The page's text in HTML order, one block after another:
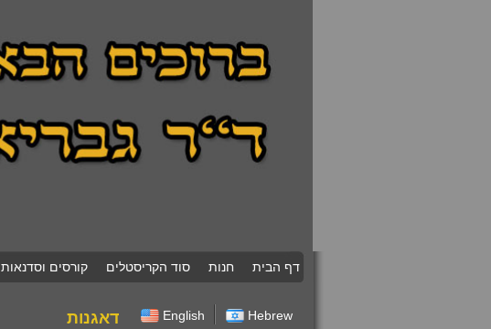
דף הבית חנות סוד הקריסטלים קורסים וסדנאות
Hebrew
English דאגנות